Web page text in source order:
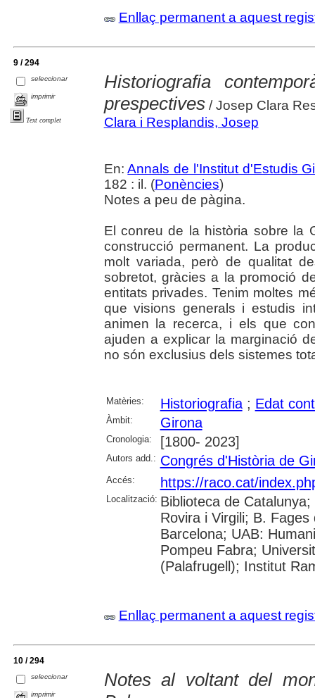
Enllaç permanent a aquest
9 / 294
seleccionar
imprimir
Text complet
Historiografia
prespectives/ Josep Clara
Clara i Resplandis, Josep
En:Annals de l'Institut d'Estudis
182 : il. (Ponències)
Notes a peu de pàgina.
El conreu de la història sobre la
construcció permanent. La
molt variada, però de qualitat
sobretot, gràcies a la promoció
entitats privades. Tenim moltes
que visions generals i estudis
animen la recerca, i els que
ajuden a explicar la marginació
no són exclusius dels sistemes
Matèries: Historiografia; Edat
Àmbit: Girona
Cronologia: [1800- 2023]
Autors add.: Congrés d'Història de
Accés: https://raco.cat/
Localització: Biblioteca de
Rovira i Virgili; B.
Barcelona; UAB:
Pompeu Fabra;
(Palafrugell); Institut
Enllaç permanent a aquest
10 / 294
seleccionar
imprimir
Notes al voltant del